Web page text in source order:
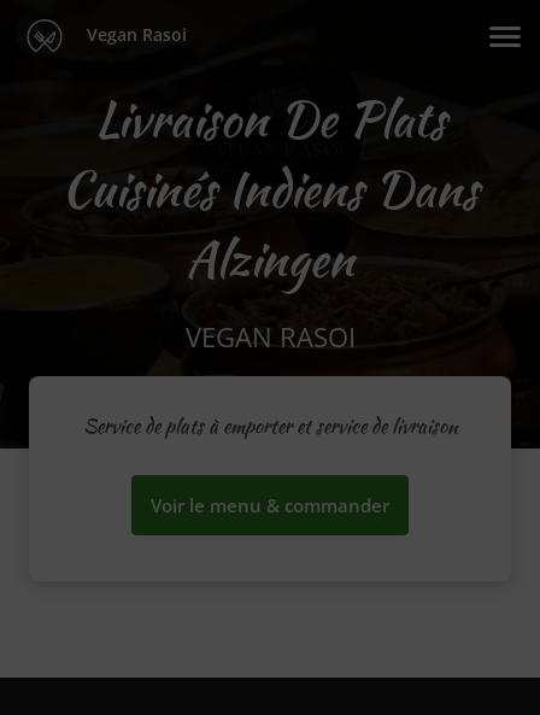
Vegan Rasoi
Livraison De Plats
Cuisinés Indiens Dans
Alzingen
VEGAN RASOI
Service de plats à emporter et service de livraison
Voir le menu & commander